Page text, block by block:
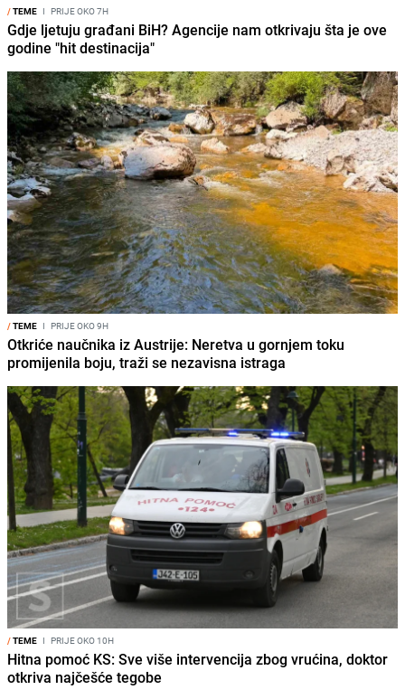
/TEME I PRIJE OKO 7H
Gdje ljetuju građani BiH? Agencije nam otkrivaju šta je ove
godine "hit destinacija"
/TEME I PRIJE OKO 9H
Otkriće naučnika iz Austrije: Neretva u gornjem toku
promijenila boju, traži se nezavisna istraga
/TEME I PRIJE OKO 10H
Hitna pomoć KS: Sve više intervencija zbog vrućina, doktor
otkriva najčešće tegobe